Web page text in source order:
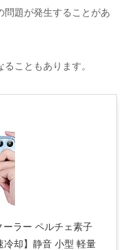
問題が発生することがあ
こともあります。
ラー ペルチェ素子
冷却】静音 小型 軽量